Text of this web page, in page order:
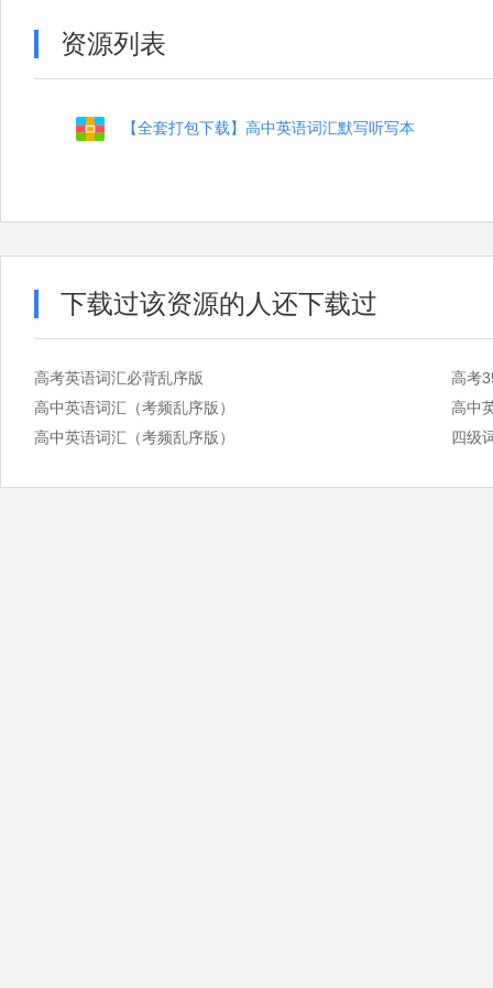
资源列表
【全套打包下载】高中英语词汇默写听写本
下载过该资源的人还下载过
高考英语词汇必背乱序版
高考
高中英语词汇（考频乱序版）
高中
高中英语词汇（考频乱序版）
四级